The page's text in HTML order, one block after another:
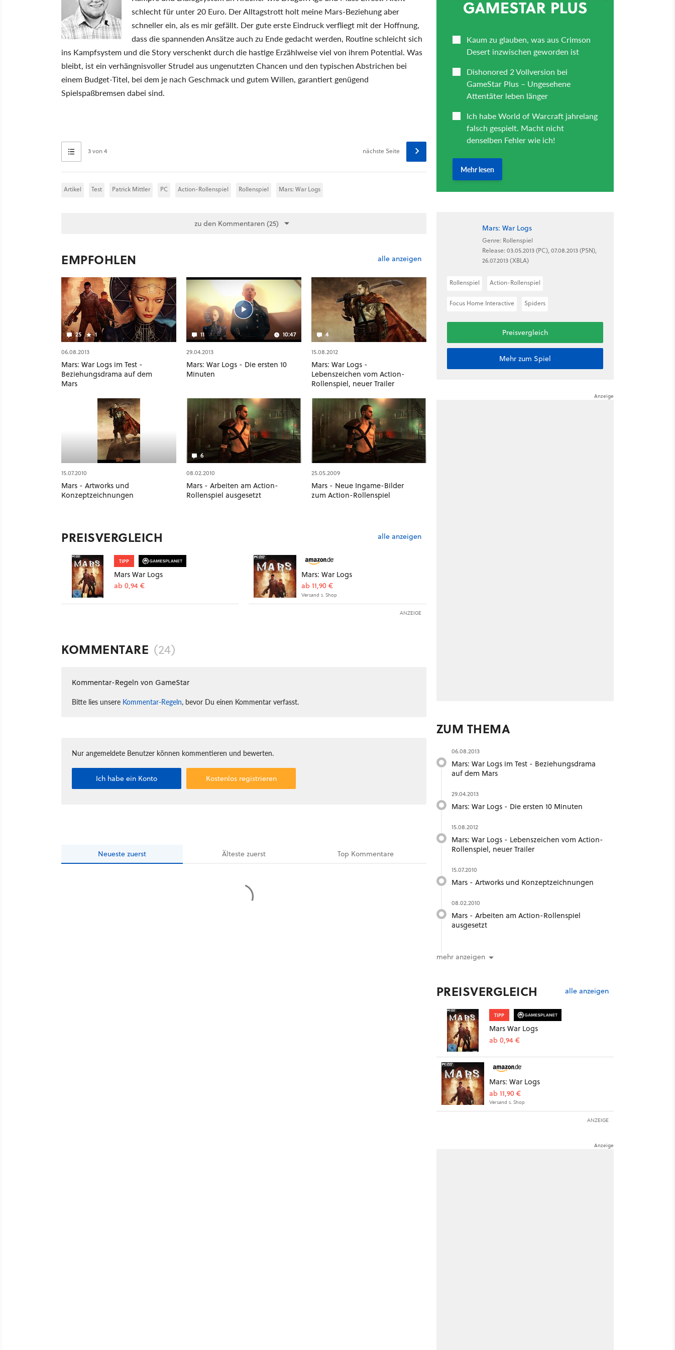
schlecht für unter 20 Euro. Der Alltagstrott holt meine Mars-Beziehung aber
schneller ein, als es mir gefällt. Der gute erste Eindruck verfliegt mit der Hoffnung,
dass die spannenden Ansätze auch zu Ende gedacht werden, Routine schleicht sich
ins Kampfsystem und die Story verschenkt durch die hastige Erzählweise viel von ihrem Potential. Was
bleibt, ist ein verhängnisvoller Strudel aus ungenutzten Chancen und den typischen Abstrichen bei
einem Budget-Titel, bei dem je nach Geschmack und gutem Willen, garantiert genügend
Spielspaßbremsen dabei sind.
3 von 4 nächste Seite
Artikel Test Patrick Mittler PC Action-Rollenspiel Rollenspiel Mars: War Logs
zu den Kommentaren (25)
EMPFOHLEN alle anzeigen
25 1
06.08.2013
Mars: War Logs im Test -
Beziehungsdrama auf dem
Mars
11 10:47
29.04.2013
Mars: War Logs - Die ersten 10
Minuten
4
15.08.2012
Mars: War Logs -
Lebenszeichen vom Action-
Rollenspiel, neuer Trailer
15.07.2010
Mars - Artworks und
Konzeptzeichnungen
6
08.02.2010
Mars - Arbeiten am Action-
Rollenspiel ausgesetzt
25.05.2009
Mars - Neue Ingame-Bilder
zum Action-Rollenspiel
PREISVERGLEICH alle anzeigen
TIPP
Mars War Logs
ab 0,94 €
Mars: War Logs
ab 11,90 €
Versand s. Shop
ANZEIGE
KOMMENTARE (24)
Kommentar-Regeln von GameStar
Bitte lies unsere Kommentar-Regeln, bevor Du einen Kommentar verfasst.
Nur angemeldete Benutzer können kommentieren und bewerten.
Ich habe ein Konto Kostenlos registrieren
Neueste zuerst Ältestezuerst Top Kommentare
Mars: War Logs
Genre: Rollenspiel
Release: 03.05.2013 (PC), 07.08.2013 (PSN),
26.07.2013 (XBLA)
Rollenspiel Action-Rollenspiel
Focus Home Interactive Spiders
Preisvergleich
Mehr zum Spiel
ZUM THEMA
06.08.2013
Mars: War Logs im Test - Beziehungsdrama
auf dem Mars
29.04.2013
Mars: War Logs - Die ersten 10 Minuten
15.08.2012
Mars: War Logs - Lebenszeichen vom Action-
Rollenspiel, neuer Trailer
15.07.2010
Mars - Artworks und Konzeptzeichnungen
08.02.2010
Mars - Arbeiten am Action-Rollenspiel
ausgesetzt
mehr anzeigen
PREISVERGLEICH alle anzeigen
TIPP
Mars War Logs
ab 0,94 €
Mars: War Logs
ab 11,90 €
Versand s. Shop
ANZEIGE